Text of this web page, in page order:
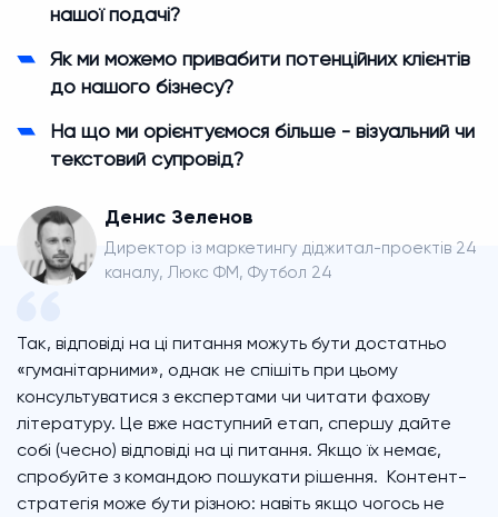
нашої подачі?
Як ми можемо привабити потенційних клієнтів
до нашого бізнесу?
На що ми орієнтуємося більше - візуальний чи
текстовий супровід?
Денис Зеленов
Директор із маркетингу діджитал-проектів 24
каналу, Люкс ФМ, Футбол 24
Так, відповіді на ці питання можуть бути достатньо
«гуманітарними», однак не спішіть при цьому
консультуватися з експертами чи читати фахову
літературу. Це вже наступний етап, спершу дайте
собі (чесно) відповіді на ці питання. Якщо їх немає,
спробуйте з командою пошукати рішення. Контент-
стратегія може бути різною: навіть якщо чогось не